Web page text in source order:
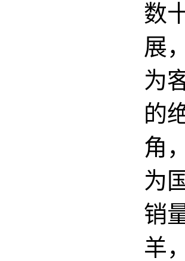
数
展
为
的
角
为
销
羊